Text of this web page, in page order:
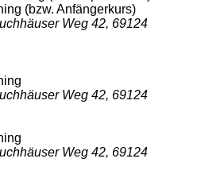
(bzw. Anfängerkurs)
Weg 42, 69124
Weg 42, 69124
Weg 42, 69124